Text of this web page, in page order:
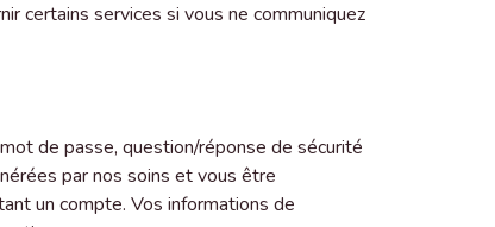
certains services si vous ne communiquez
de passe, question/réponse de sécurité
par nos soins et vous être
un compte. Vos informations de